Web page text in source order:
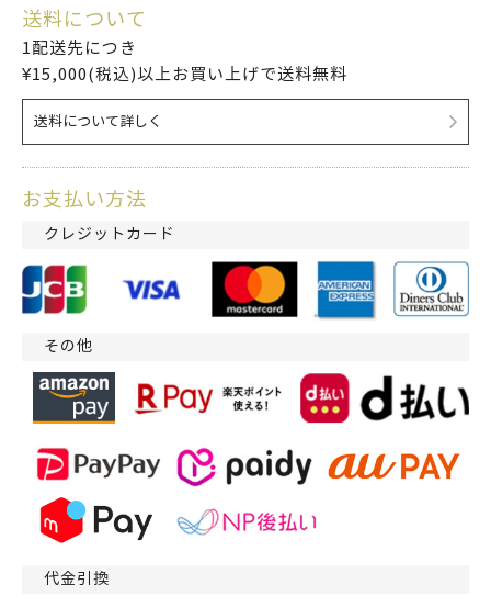
送料について
1配送先につき
¥15,000(税込)以上お買い上げで送料無料
送料について詳しく
お支払い方法
クレジットカード
その他
代金引換